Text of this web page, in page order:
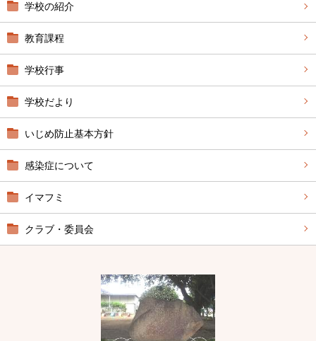
学校の紹介
教育課程
学校行事
学校だより
いじめ防止基本方針
感染症について
イマフミ
クラブ・委員会